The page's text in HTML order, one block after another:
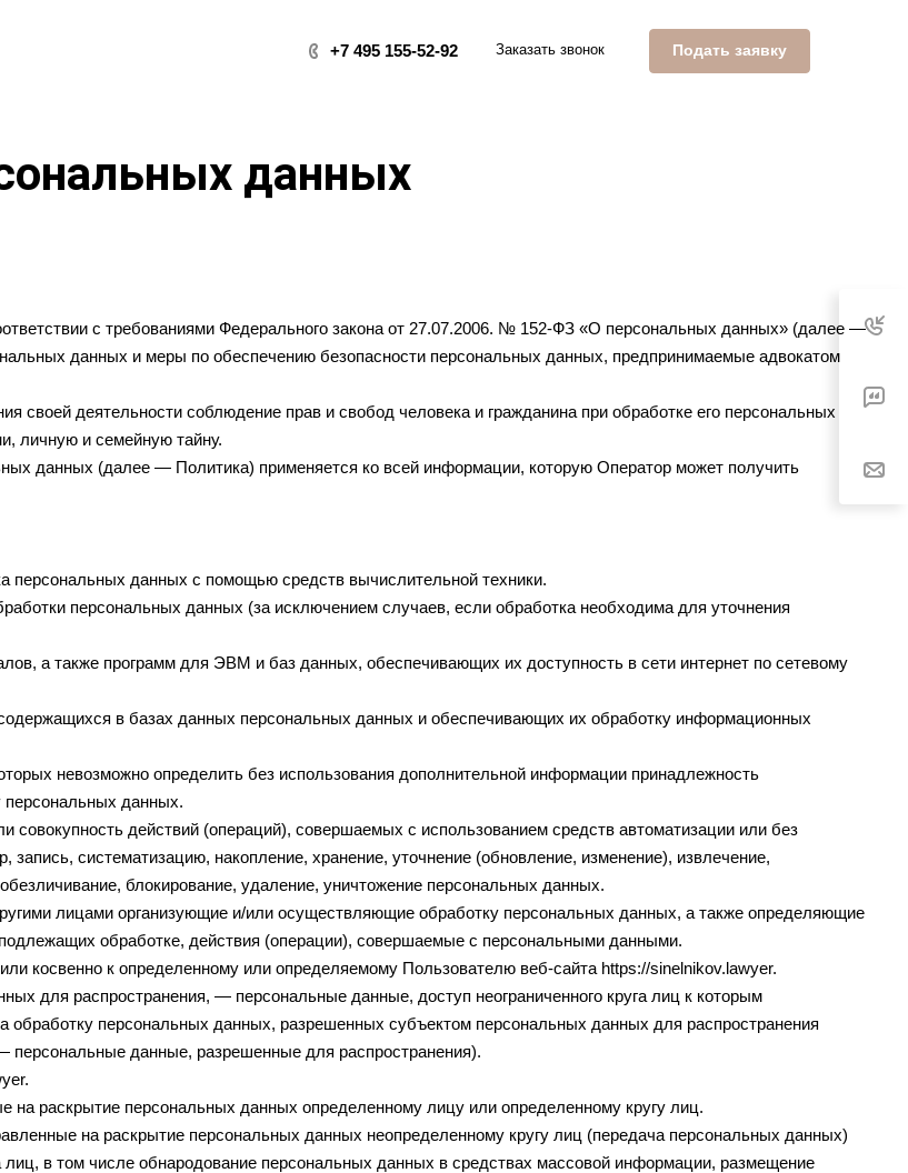
+7 495 155-52-92 Заказать звонок Подать заявку
данных
с требованиями Федерального закона от 27.07.2006. № 152-ФЗ «О персональных данных» (далее —
данных и меры по обеспечению безопасности персональных данных, предпринимаемые адвокатом
своей деятельности соблюдение прав и свобод человека и гражданина при обработке его персональных
личную и семейную тайну.
данных (далее — Политика) применяется ко всей информации, которую Оператор может получить
персональных данных с помощью средств вычислительной техники.
персональных данных (за исключением случаев, если обработка необходима для уточнения
а также программ для ЭВМ и баз данных, обеспечивающих их доступность в сети интернет по сетевому
в базах данных персональных данных и обеспечивающих их обработку информационных
невозможно определить без использования дополнительной информации принадлежность
персональных данных.
действий (операций), совершаемых с использованием средств автоматизации или без
систематизацию, накопление, хранение, уточнение (обновление, изменение), извлечение,
блокирование, удаление, уничтожение персональных данных.
лицами организующие и/или осуществляющие обработку персональных данных, а также определяющие
обработке, действия (операции), совершаемые с персональными данными.
косвенно к определенному или определяемому Пользователю веб-сайта https://sinelnikov.lawyer.
для распространения, — персональные данные, доступ неограниченного круга лиц к которым
обработку персональных данных, разрешенных субъектом персональных данных для распространения
данные, разрешенные для распространения).
.
раскрытие персональных данных определенному лицу или определенному кругу лиц.
на раскрытие персональных данных неопределенному кругу лиц (передача персональных данных)
в том числе обнародование персональных данных в средствах массовой информации, размещение